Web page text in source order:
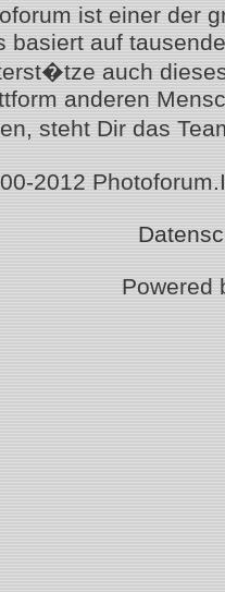
ist einer der
basiert auf
auch
anderen
steht Dir das
2012
Powered